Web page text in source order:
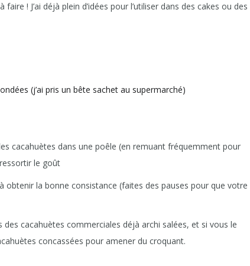
! J’ai déjà plein d’idées pour l’utiliser dans des cakes ou des
(j’ai pris un bête sachet au supermarché)
cacahuètes dans une poêle (en remuant fréquemment pour
le goût
obtenir la bonne consistance (faites des pauses pour que votre
des cacahuètes commerciales déjà archi salées, et si vous le
concassées pour amener du croquant.